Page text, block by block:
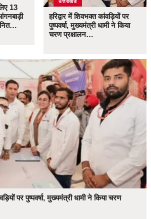
13
उत्तराखंड
हरिद्वार में शिवभक्त कांवड़ियों पर
पुष्पवर्षा, मुख्यमंत्री धामी ने किया
चरण प्रक्षालन…
पर पुष्पवर्षा, मुख्यमंत्री धामी ने किया चरण